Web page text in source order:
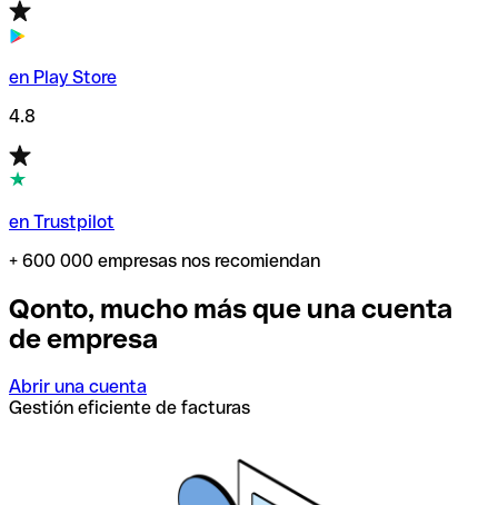
en Play Store
4.8
en Trustpilot
+ 600 000 empresas nos recomiendan
Qonto, mucho más que una cuenta
de empresa
Abrir una cuenta
Gestión eficiente de facturas